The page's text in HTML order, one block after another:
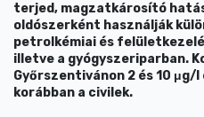
terjed, magzatkárosító
oldószerként használják
petrolkémiai és
illetve a gyógyszeriparban.
Győrszentivánon 2 és 10
korábban a civilek.